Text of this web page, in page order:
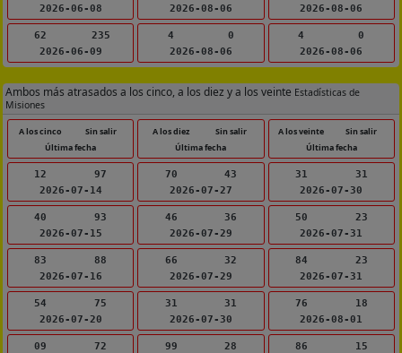
2026-06-08
62
235
2026-06-09
2026-08-06
4
0
2026-08-06
2026-08-06
4
0
2026-08-06
Ambos más atrasados a los cinco, a los diez y a los veinte Estadísticas de
Misiones
A los cinco
Sin salir
Última fecha
12
97
2026-07-14
40
93
2026-07-15
83
88
2026-07-16
54
75
2026-07-20
09 72
A los diez
Sin salir
Última fecha
70
43
2026-07-27
46
36
2026-07-29
66
32
2026-07-29
31
31
2026-07-30
99 28
A los veinte
Sin salir
Última fecha
31
31
2026-07-30
50
23
2026-07-31
84
23
2026-07-31
76
18
2026-08-01
86 15